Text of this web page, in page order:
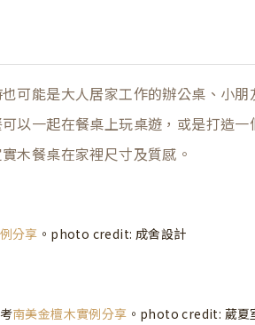
可能是大人居家工作的辦公桌、小
以一起在餐桌上玩桌遊，或是打造一
木餐桌在家裡尺寸及質感。
分享 。photo credit: 成舍設計
南美金檀木實例分享 。photo credit: 葳夏